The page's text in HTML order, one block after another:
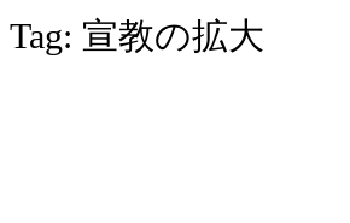
Tag: 宣教の拡大